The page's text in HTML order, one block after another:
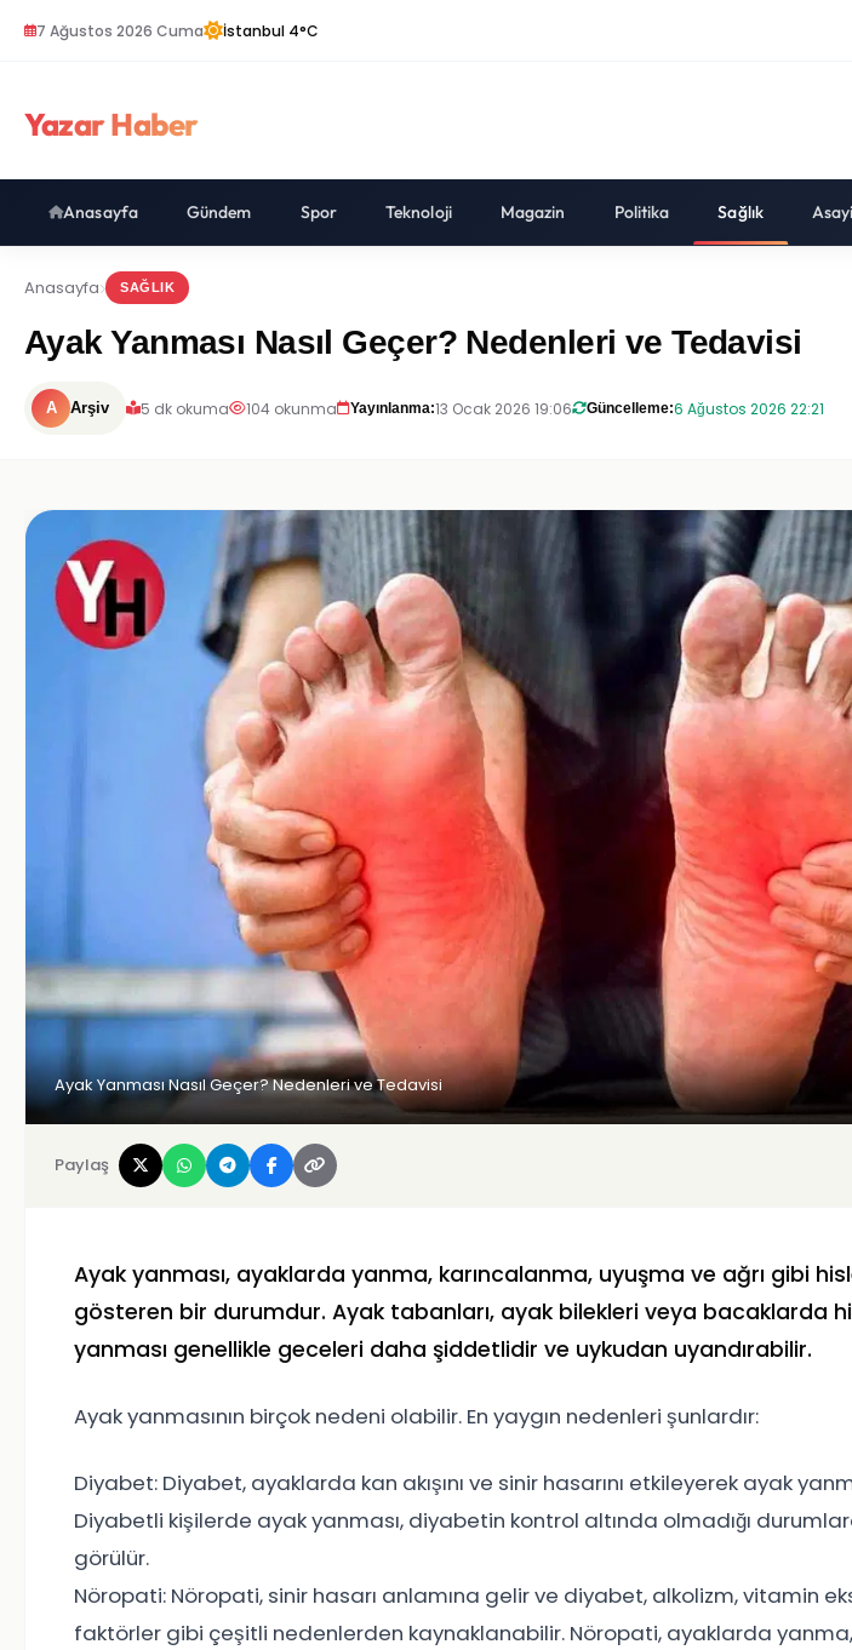
7 Ağustos 2026 Cuma İstanbul 4°C
Yazar Haber
Anasayfa Gündem Spor Teknoloji Magazin Politika Sağlık
Anasayfa SAĞLIK
Ayak Yanması Nasıl Geçer? Nedenleri ve Tedavisi
A Arşiv 5 dk okuma 104 okunma Yayınlanma:13 Ocak 2026 19:06 Güncelleme:6 Ağustos 2026 22:21
Ayak Yanması Nasıl Geçer? Nedenleri ve Tedavisi
Paylaş
Ayak yanması, ayaklarda yanma, karıncalanma, uyuşma ve ağrı gibi
gösteren bir durumdur. Ayak tabanları, ayak bilekleri veya bacaklarda
yanması genellikle geceleri daha şiddetlidir ve uykudan uyandırabilir.
Ayak yanmasının birçok nedeni olabilir. En yaygın nedenleri şunlardır:
Diyabet: Diyabet, ayaklarda kan akışını ve sinir hasarını etkileyerek ayak
Diyabetli kişilerde ayak yanması, diyabetin kontrol altında olmadığı
görülür.
Nöropati: Nöropati, sinir hasarı anlamına gelir ve diyabet, alkolizm, vitamin
faktörler gibi çeşitli nedenlerden kaynaklanabilir. Nöropati, ayaklarda